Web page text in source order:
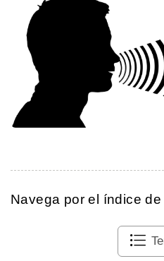
Navega por el índice